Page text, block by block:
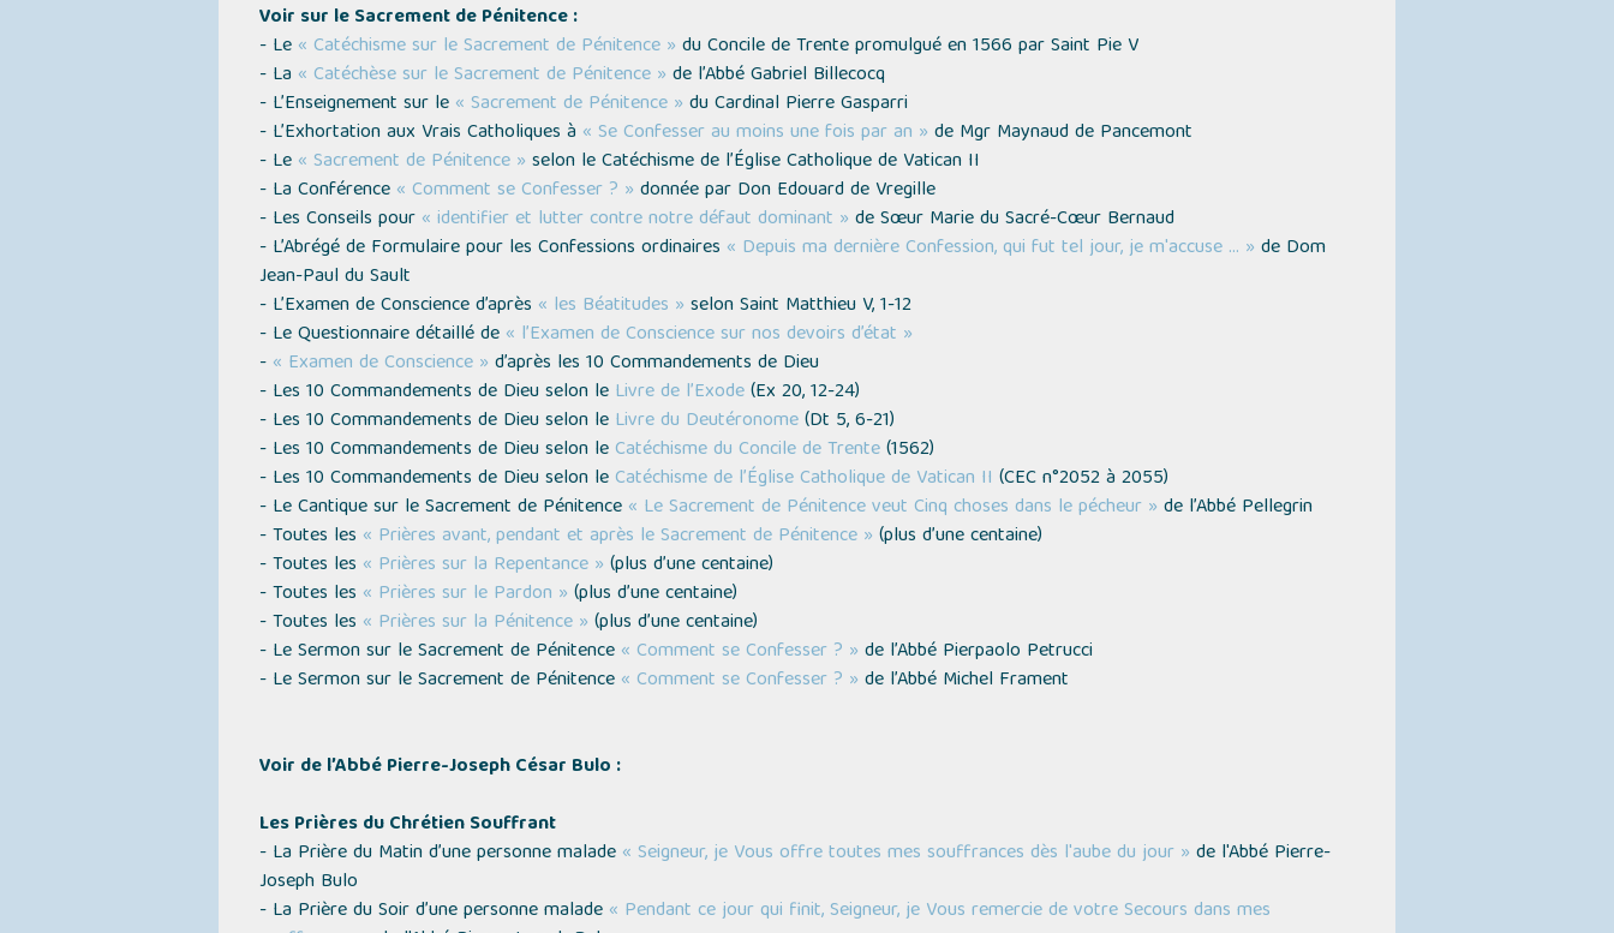
Voir sur le Sacrement de Pénitence :
- Le « Catéchisme sur le Sacrement de Pénitence » du Concile de Trente promulgué en 1566 par Saint Pie V
- La « Catéchèse sur le Sacrement de Pénitence » de l’Abbé Gabriel Billecocq
- L’Enseignement sur le « Sacrement de Pénitence » du Cardinal Pierre Gasparri
- L’Exhortation aux Vrais Catholiques à « Se Confesser au moins une fois par an » de Mgr Maynaud de Pancemont
- Le « Sacrement de Pénitence » selon le Catéchisme de l’Église Catholique de Vatican II
- La Conférence « Comment se Confesser ? » donnée par Don Edouard de Vregille
- Les Conseils pour « identifier et lutter contre notre défaut dominant » de Sœur Marie du Sacré-Cœur Bernaud
- L’Abrégé de Formulaire pour les Confessions ordinaires « Depuis ma dernière Confession, qui fut tel jour, je m'accuse … » de Dom
Jean-Paul du Sault
- L’Examen de Conscience d’après « les Béatitudes » selon Saint Matthieu V, 1-12
- Le Questionnaire détaillé de « l’Examen de Conscience sur nos devoirs d’état »
- « Examen de Conscience » d’après les 10 Commandements de Dieu
- Les 10 Commandements de Dieu selon le Livre de l’Exode(Ex 20, 12-24)
- Les 10 Commandements de Dieu selon le Livre du Deutéronome(Dt 5, 6-21)
- Les 10 Commandements de Dieu selon le Catéchisme du Concile de Trente(1562)
- Les 10 Commandements de Dieu selon le Catéchisme de l’Église Catholique de Vatican II (CEC n°2052 à 2055)
- Le Cantique sur le Sacrement de Pénitence « Le Sacrement de Pénitence veut Cinq choses dans le pécheur » de l’Abbé Pellegrin
- Toutes les « Prières avant, pendant et après le Sacrement de Pénitence » (plus d’une centaine)
- Toutes les « Prières sur la Repentance » (plus d’une centaine)
- Toutes les « Prières sur le Pardon » (plus d’une centaine)
- Toutes les « Prières sur la Pénitence » (plus d’une centaine)
- Le Sermon sur le Sacrement de Pénitence « Comment se Confesser ? » de l’Abbé Pierpaolo Petrucci
- Le Sermon sur le Sacrement de Pénitence « Comment se Confesser ? » de l’Abbé Michel Frament
Voir de l’Abbé Pierre-Joseph César Bulo :
Les Prières du Chrétien Souffrant
- La Prière du Matin d’une personne malade « Seigneur, je Vous offre toutes mes souffrances dès l'aube du jour » de l'Abbé Pierre-
Joseph Bulo
- La Prière du Soir d’une personne malade « Pendant ce jour qui finit, Seigneur, je Vous remercie de votre Secours dans mes